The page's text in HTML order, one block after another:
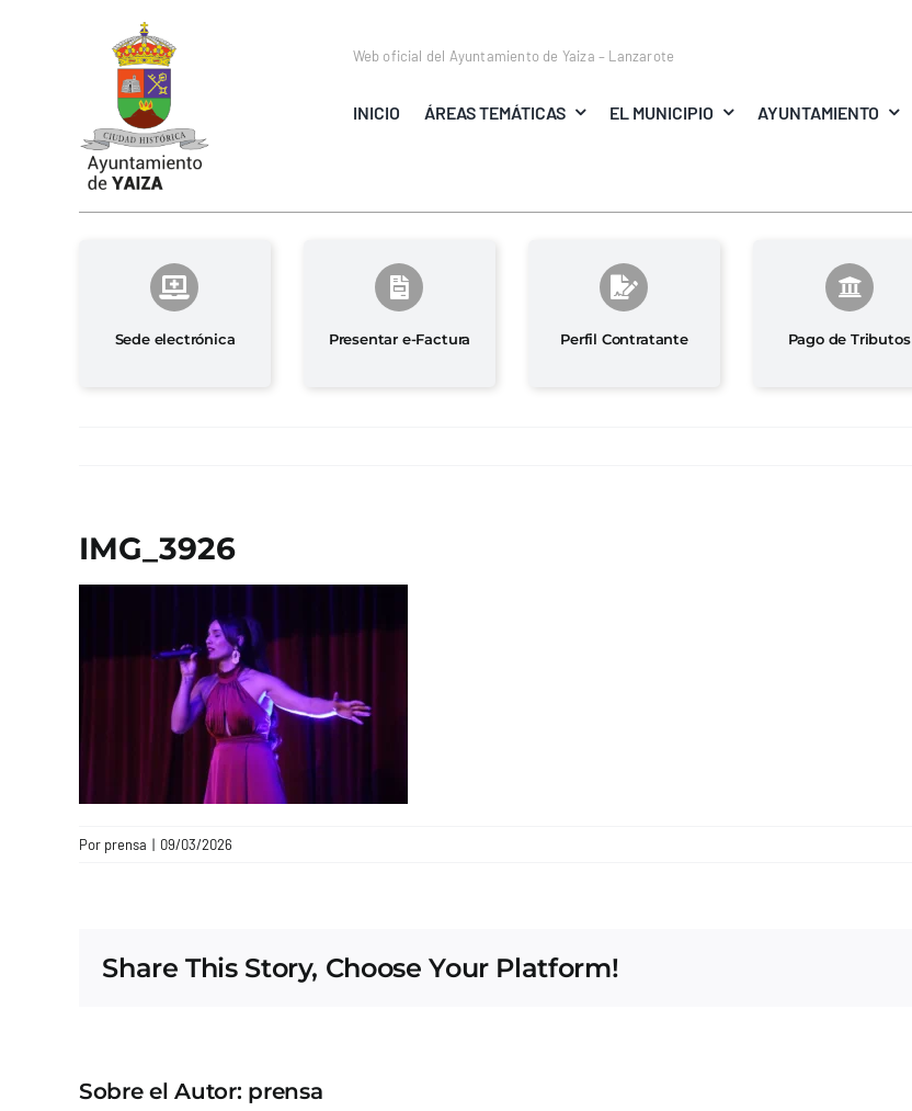
Web oficial del Ayuntamiento de Yaiza – Lanzarote
INICIO ÁREAS TEMÁTICAS EL MUNICIPIO AYUNTAMIENTO
Sede electrónica Presentar e-Factura Perfil Contratante Pago de Tributos
IMG_3926
Por prensa | 09/03/2026
Share This Story, Choose Your Platform!
Sobre el Autor: prensa